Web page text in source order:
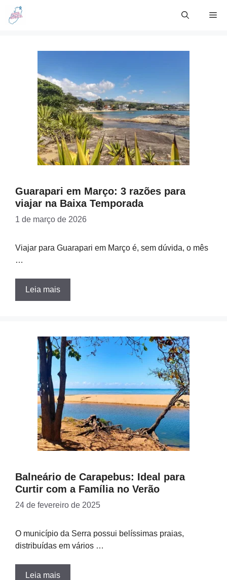
Skip
Guarapari em Março: 3 razões para
viajar na Baixa Temporada
1 de março de 2026
Viajar para Guarapari em Março é, sem dúvida, o mês
…
Leia mais
Balneário de Carapebus: Ideal para
Curtir com a Família no Verão
24 de fevereiro de 2025
O município da Serra possui belíssimas praias,
distribuídas em vários …
Leia mais